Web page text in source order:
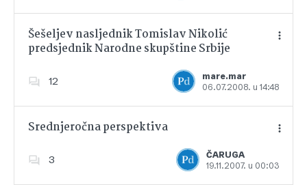
Šešeljev nasljednik Tomislav Nikolić
predsjednik Narodne skupštine Srbije
12
mare.mar
06.07.2008. u 14:48
Dodajte u favorite
Srednjeročna perspektiva
3
ČARUGA
19.11.2007. u 00:03
Dodajte u favorite